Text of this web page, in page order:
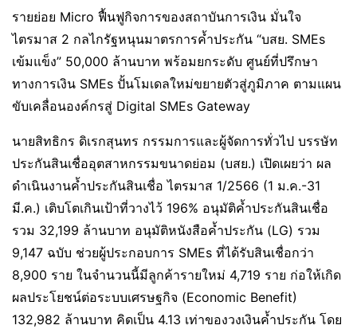
รายย่อย Micro ฟื้นฟูกิจการของสถาบันการเงิน มั่นใจ
ไตรมาส 2 กลไกรัฐหนุนมาตรการค้ำประกัน “บสย. SMEs
เข้มแข็ง” 50,000 ล้านบาท พร้อมยกระดับ ศูนย์ที่ปรึกษา
ทางการเงิน SMEs ปั้นโมเดลใหม่ขยายตัวสู่ภูมิภาค ตามแผน
ขับเคลื่อนองค์กรสู่ Digital SMEs Gateway
นายสิทธิกร ดิเรกสุนทร กรรมการและผู้จัดการทั่วไป บรรษัท
ประกันสินเชื่ออุตสาหกรรมขนาดย่อม (บสย.) เปิดเผยว่า ผล
ดำเนินงานค้ำประกันสินเชื่อ ไตรมาส 1/2566 (1 ม.ค.-31
มี.ค.) เติบโตเกินเป้าที่วางไว้ 196% อนุมัติค้ำประกันสินเชื่อ
รวม 32,199 ล้านบาท อนุมัติหนังสือค้ำประกัน (LG) รวม
9,147 ฉบับ ช่วยผู้ประกอบการ SMEs ที่ได้รับสินเชื่อกว่า
8,900 ราย ในจำนวนนี้มีลูกค้ารายใหม่ 4,719 ราย ก่อให้เกิด
ผลประโยชน์ต่อระบบเศรษฐกิจ (Economic Benefit)
132,982 ล้านบาท คิดเป็น 4.13 เท่าของวงเงินค้ำประกัน โดย